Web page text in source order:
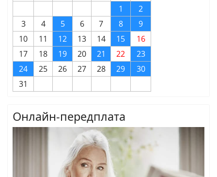
1
2
3
4 5 6 7 8
9
10
11 12 13 14 15
16
17
18 19 20 21 22
23
24
25 26 27 28 29
30
31
Онлайн-передплата